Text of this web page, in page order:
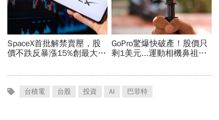
台積電 台股 投資 AI 巴菲特